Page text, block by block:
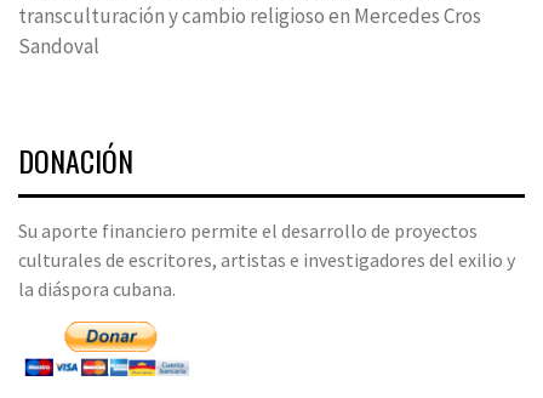
transculturación y cambio religioso en Mercedes Cros
Sandoval
DONACIÓN
Su aporte financiero permite el desarrollo de proyectos
culturales de escritores, artistas e investigadores del exilio y
la diáspora cubana.